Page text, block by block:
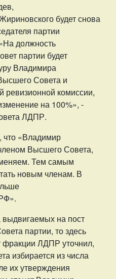
будет снова
партии
должность
партии будет
Владимира
Совета и
ревизионной комиссии,
на 100%», -
ЛДПР.
что «Владимир
Высшего Совета,
Тем самым
новым членам. В
выдвигаемых на пост
партии, то здесь
ЛДПР уточнил,
избирается из числа
их утверждения